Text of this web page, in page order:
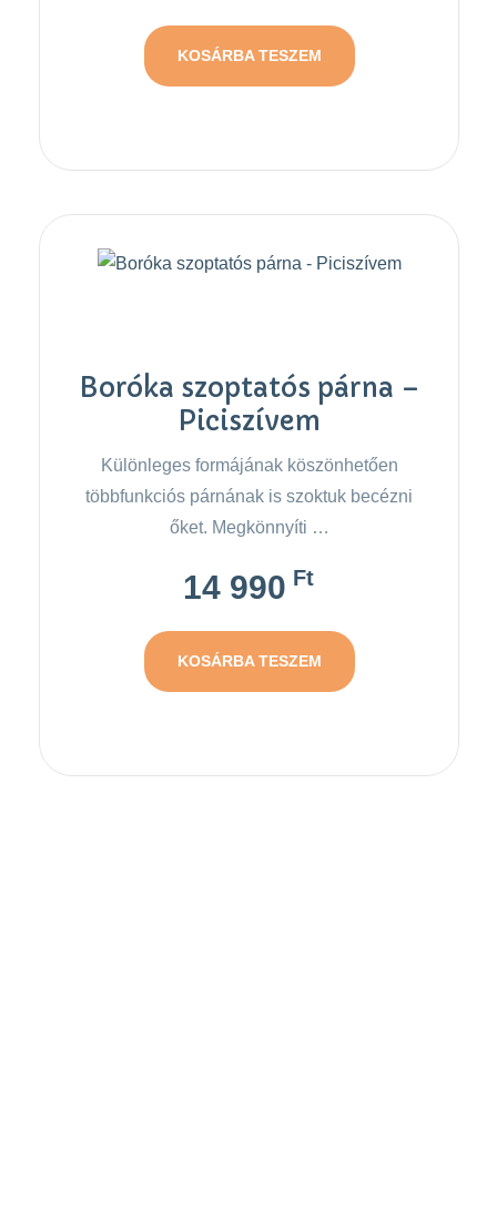
KOSÁRBA TESZEM
Boróka szoptatós párna –
Piciszívem
Különleges formájának köszönhetően
többfunkciós párnának is szoktuk becézni
őket. Megkönnyíti …
14 990Ft
KOSÁRBA TESZEM